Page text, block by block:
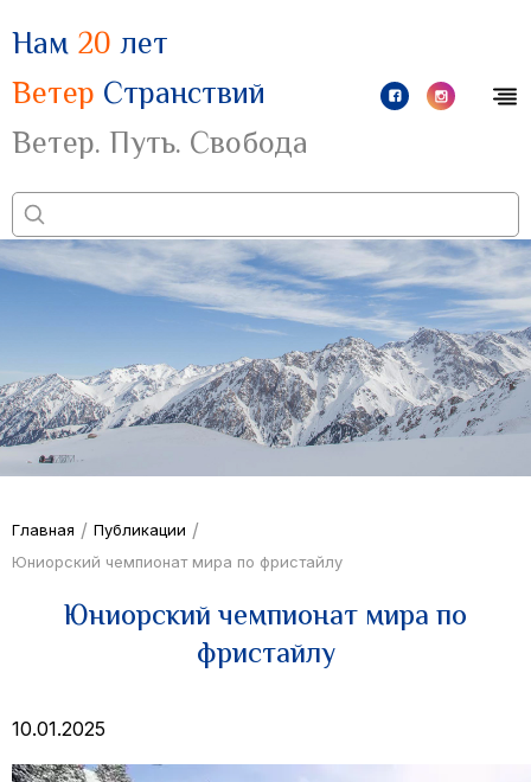
Нам 20 лет
Ветер Странствий
Ветер. Путь. Свобода
Главная / Публикации /
Юниорский чемпионат мира по фристайлу
Юниорский чемпионат мира по
фристайлу
10.01.2025